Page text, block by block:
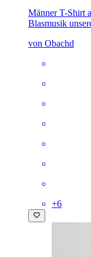
Männer T-Shirt
Blasmusik
von Obachd
+6